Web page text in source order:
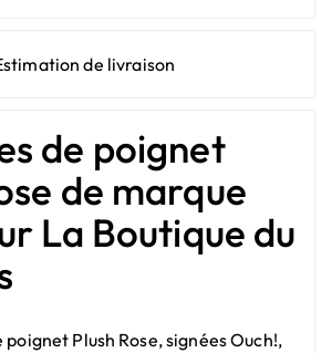
de livraison
de poignet
de marque
La Boutique du
Plush Rose, signées Ouch!,